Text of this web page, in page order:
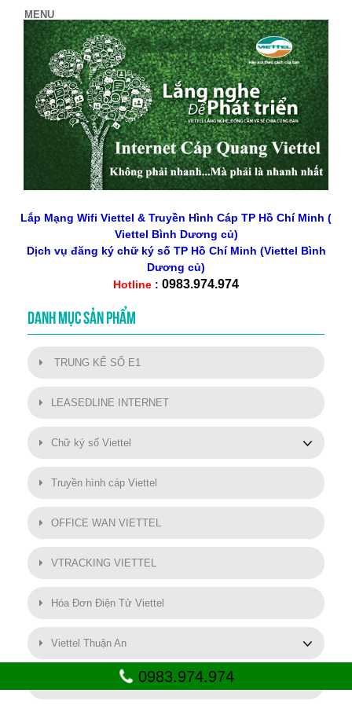
Lắp Mạng Wifi Viettel & Truyền Hình Cáp TP Hồ Chí Minh (
Viettel Bình Dương củ)
Dịch vụ đăng ký chữ ký số TP Hồ Chí Minh (Viettel Bình
Dương củ)
Hotline : 0983.974.974
DANH MỤC SẢN PHẨM
TRUNG KẾ SỐ E1
LEASEDLINE INTERNET
Chữ ký số Viettel
Truyền hình cáp Viettel
OFFICE WAN VIETTEL
VTRACKING VIETTEL
Hóa Đơn Điện Tử Viettel
Viettel Thuận An
SMART MOTOR VIETTEL0983.974.974